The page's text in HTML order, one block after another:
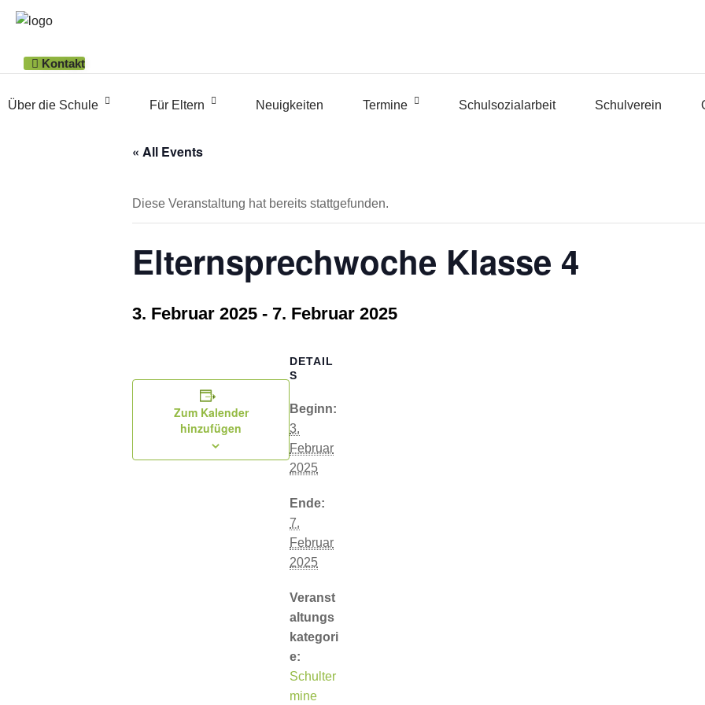
Kontakt
Über die Schule Für Eltern Neuigkeiten Termine Schulsozialarbeit Schulverein
« All Events
Diese Veranstaltung hat bereits stattgefunden.
Elternsprechwoche Klasse 4
3. Februar 2025 - 7. Februar 2025
Zum Kalender
hinzufügen
DETAIL
S
Beginn:
3.
Februar
2025
Ende:
7.
Februar
2025
Veranst
altungs
kategori
e:
Schulter
mine